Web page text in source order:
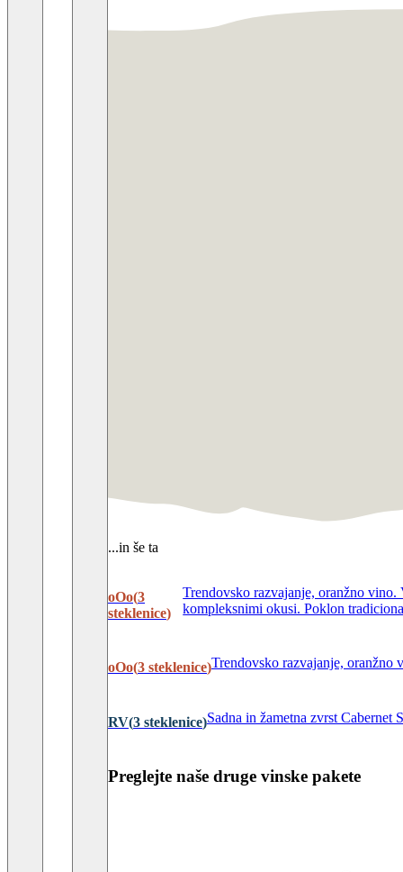
...in še ta
oOo(3
steklenice)
Trendovsko razvajanje, oranžno
kompleksnimi okusi. Poklon
oOo(3 steklenice)Trendovsko razvajanje, oranžno
RV(3 steklenice)Sadna in žametna zvrst
Preglejte naše druge vinske pakete